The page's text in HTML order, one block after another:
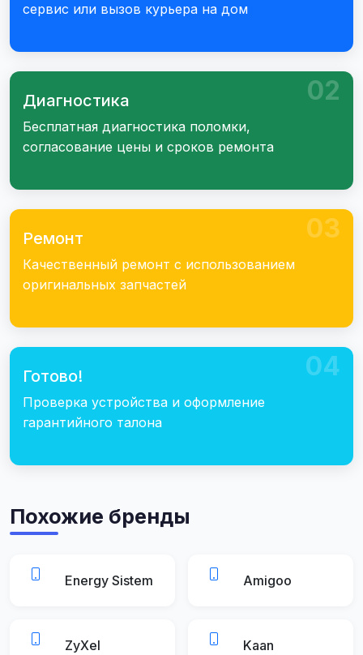
сервис или вызов курьера на дом
02
Диагностика
Бесплатная диагностика поломки,
согласование цены и сроков ремонта
03
Ремонт
Качественный ремонт с использованием
оригинальных запчастей
04
Готово!
Проверка устройства и оформление
гарантийного талона
Похожие бренды
Energy Sistem Amigoo
ZyXel Kaan